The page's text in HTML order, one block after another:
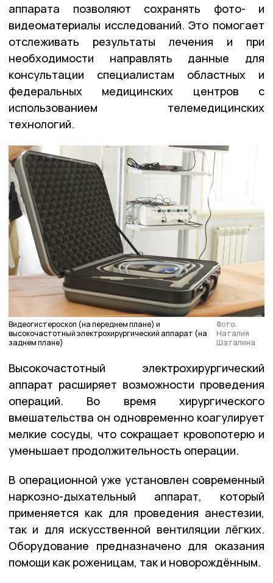
аппарата позволяют сохранять фото- и
видеоматериалы исследований. Это помогает
отслеживать результаты лечения и при
необходимости направлять данные для
консультации специалистам областных и
федеральных медицинских центров с
использованием телемедицинских
технологий.
Видеогистероскоп (на переднем плане) и
высокочастотный электрохирургический аппарат (на
заднем плане)
Фото:
Наталия
Шаталина
Высокочастотный электрохирургический
аппарат расширяет возможности проведения
операций. Во время хирургического
вмешательства он одновременно коагулирует
мелкие сосуды, что сокращает кровопотерю и
уменьшает продолжительность операции.
В операционной уже установлен современный
наркозно-дыхательный аппарат, который
применяется как для проведения анестезии,
так и для искусственной вентиляции лёгких.
Оборудование предназначено для оказания
помощи как роженицам, так и новорождённым.